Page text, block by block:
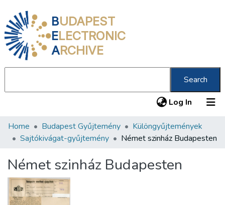
BUDAPEST
ELECTRONIC
ARCHIVE
Search
Log In (current)
Communities & Collections
Statistics
About us
Home Budapest Gyűjtemény
Különgyűjtemények
Sajtókivágat-gyűjtemény
Német szinház Budapesten
Német szinház Budapesten